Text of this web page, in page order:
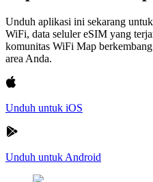
Unduh aplikasi ini sekarang
WiFi, data seluler eSIM yang
komunitas WiFi Map
area Anda.
Unduh untuk iOS
Unduh untuk Android